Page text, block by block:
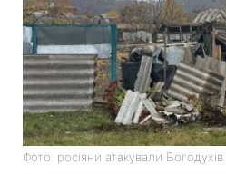
Фото: росіяни атакували